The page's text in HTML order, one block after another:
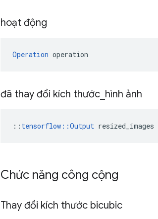
hoạt động
Operation operation
đã thay đổi kích thước hình ảnh
:: tensorflow::Output resized_images
Chức năng công cộng
Thay đổi kích thước bicubic